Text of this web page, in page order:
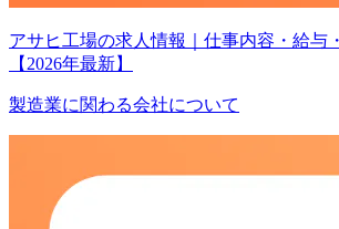
アサヒ工場の求人情報｜仕事内容・給与
【2026年最新】
製造業に関わる会社について